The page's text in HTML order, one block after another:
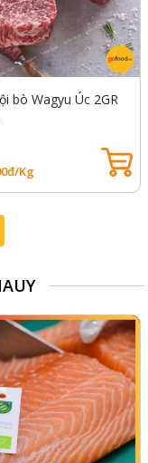
bò Wagyu Úc 2GR
Kg